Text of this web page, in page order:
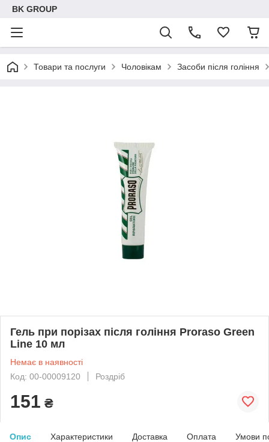
BK GROUP
Товари та послуги Чоловікам Засоби після гоління
Гель при порізах після гоління Proraso Green
Line 10 мл
Немає в наявності
Код: 00-00009120
Роздріб
151 ₴
Опис Характеристики Доставка Оплата Умови